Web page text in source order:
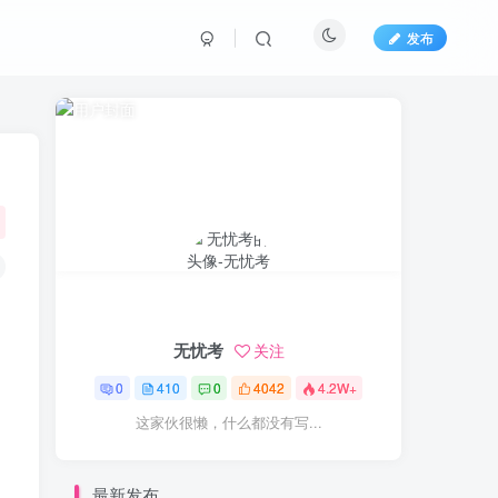
发布
无忧考 关注
0 410 0 4042 4.2W+
这家伙很懒，什么都没有写...